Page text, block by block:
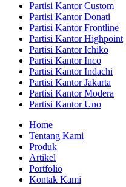
Partisi Kantor Custom
Partisi Kantor Donati
Partisi Kantor Frontline
Partisi Kantor Highpoint
Partisi Kantor Ichiko
Partisi Kantor Inco
Partisi Kantor Indachi
Partisi Kantor Jakarta
Partisi Kantor Modera
Partisi Kantor Uno
Home
Tentang Kami
Produk
Artikel
Portfolio
Kontak Kami